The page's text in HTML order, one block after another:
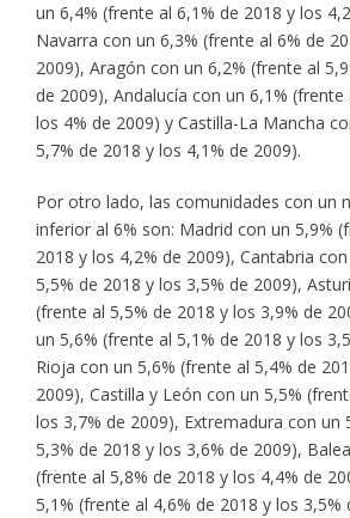
un 6,4% (frente al 6,1% de 2018 y los
Navarra con un 6,3% (frente al 6% de
2009), Aragón con un 6,2% (frente al
de 2009), Andalucía con un 6,1%
los 4% de 2009) y Castilla-La Mancha
5,7% de 2018 y los 4,1% de 2009).
Por otro lado, las comunidades con un
inferior al 6% son: Madrid con un 5,9%
2018 y los 4,2% de 2009), Cantabria
5,5% de 2018 y los 3,5% de 2009),
(frente al 5,5% de 2018 y los 3,9% de
un 5,6% (frente al 5,1% de 2018 y los
Rioja con un 5,6% (frente al 5,4% de
2009), Castilla y León con un 5,5%
los 3,7% de 2009), Extremadura con un
5,3% de 2018 y los 3,6% de 2009),
(frente al 5,8% de 2018 y los 4,4% de
5,1% (frente al 4,6% de 2018 y los 3,5%